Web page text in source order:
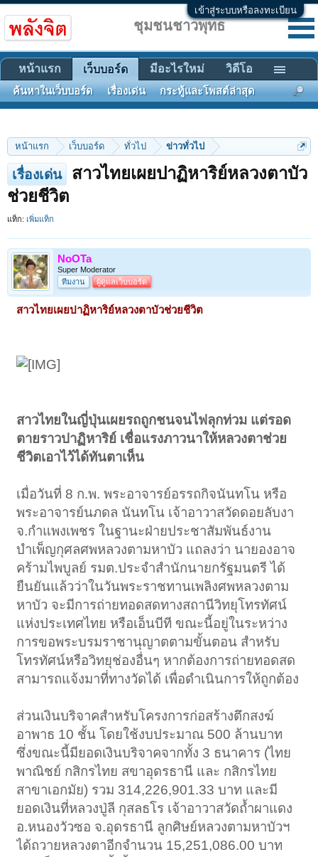
เข้าสู่ระบบหรือลงทะเบียน
หน้าแรก เว็บบอร์ด ทั่วไป ข่าวทั่วไป
เรื่องเด่น
สาวไทยเผยปาฏิหาริย์หลวงตาบัว
ช่วยชีวิต
แท็ก: เพิ่มแท็ก
NoOTa
Super Moderator
ทีมงาน
ผู้ดูแลเว็บบอร์ด
สาวไทยเผยปาฏิหาริย์หลวงตาบัวช่วยชีวิต
สาวไทยในญี่ปุ่นเผยรถถูกชนจนไฟลุกท่วม แต่รอด
ตายราวปาฏิหาริย์ เชื่อแรงภาวนาให้หลวงตาช่วย
ชีวิตเอาไว้ได้ทันตาเห็น
เมื่อวันที่ 8 ก.พ. พระอาจารย์อรรถกิจนันทโน หรือ
พระอาจารย์นภดล นันทโน เจ้าอาวาสวัดดอยลับงา
จ.กำแพงเพชร ในฐานะฝ่ายประชาสัมพันธ์งาน
บำเพ็ญกุศลศพหลวงตามหาบัว แถลงว่า นายองอาจ
คร้ามไพบูลย์ รมต.ประจำสำนักนายกรัฐมนตรี ได้
ยืนยันแล้วว่าในวันพระราชทานเพลิงศพหลวงตาม
หาบัว จะมีการถ่ายทอดสดทางสถานีวิทยุโทรทัศน์
แห่งประเทศไทย หรือเอ็นบีที ขณะนี้อยู่ในระหว่าง
การขอพระบรมราชานุญาตตามขั้นตอน สำหรับ
โทรทัศน์หรือวิทยุช่องอื่นๆ หากต้องการถ่ายทอดสด
สามารถแจ้งมาที่ทางวัดได้ เพื่อดำเนินการให้ถูกต้อง
ส่วนเงินบริจาคสำหรับโครงการก่อสร้างตึกสงฆ์
อาพาธ 10 ชั้น โดยใช้งบประมาณ 500 ล้านบาท
ซึ่งขณะนี้มียอดเงินบริจาคจากทั้ง 3 ธนาคาร (ไทย
พาณิชย์ กสิกรไทย สขาอุดรธานี และ กสิกรไทย
สาขาเอกมัย) รวม 314,226,901.33 บาท และมี
ยอดเงินที่หลวงปู่ลี กุสลธโร เจ้าอาวาสวัดถ้ำผาแดง
อ.หนองวัวซอ จ.อุดรธานี ลูกศิษย์หลวงตามหาบัวฯ
ได้ถวายหลวงตาอีกจำนวน 15,251,086.00 บาท
ชุมชนชาวพุทธ
หน้าแรก เว็บบอร์ด
ค้นหาในเว็บบอร์ด เรื่องเด่น กระทู้และโพสต์ล่าสุด
มีอะไรใหม่ วิดีโอ